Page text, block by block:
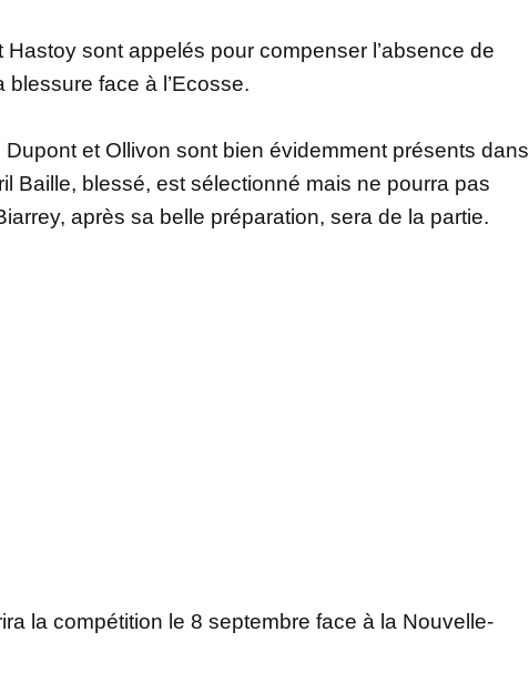
sont appelés pour compenser l’absence de
face à l’Ecosse.
et Ollivon sont bien évidemment présents dans
Baille, blessé, est sélectionné mais ne pourra pas
après sa belle préparation, sera de la partie.
la compétition le 8 septembre face à la Nouvelle-